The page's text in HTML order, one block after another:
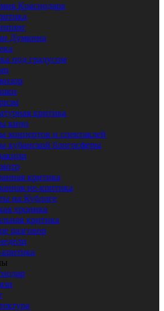
Краснодара
Думкина
под градусом
критика
кино
концертов и спектаклей
кубанской блогосферы
критика
не-критика
на Кублоге
хроника
критика
разговор